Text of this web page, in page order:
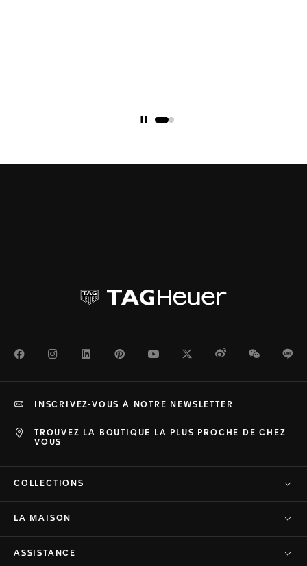
FacebookInstagramLinkedInPinterestYoutubeTwitterWeiboWeChat
TROUVEZ LA BOUTIQUE LA PLUS PROCHE DE CHEZ
VOUS
INSCRIVEZ-VOUS À NOTRE NEWSLETTER
COLLECTIONS
LA MAISON
ASSISTANCE